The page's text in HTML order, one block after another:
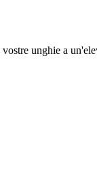
unghie a